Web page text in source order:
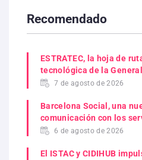
Recomendado
ESTRATEC, la hoja de
tecnológica de la
7 de agosto de 2026
Barcelona Social, una
comunicación con los
6 de agosto de 2026
El ISTAC y CIDIHUB